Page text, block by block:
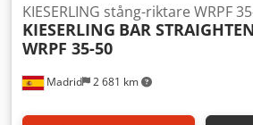
Madrid 2 681 km
KIESERLING stång-riktare WRPF
KIESERLING BAR
WRPF 35-50